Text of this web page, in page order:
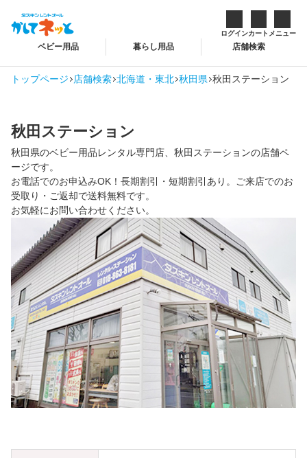
ログインカート メニュー
ベビー用品 暮らし用品 店舗検索
トップページ 店舗検索 北海道・東北 秋田県 秋田ステーション
秋田ステーション
秋田県のベビー用品レンタル専門店、秋田ステーションの店舗ペ
ージです。
お電話でのお申込みOK！長期割引・短期割引あり。ご来店でのお
受取り・ご返却で送料無料です。
お気軽にお問い合わせください。